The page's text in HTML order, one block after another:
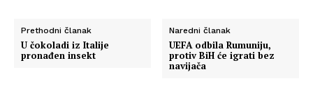
Prethodni članak
U čokoladi iz Italije
pronađen insekt
Naredni članak
UEFA odbila Rumuniju,
protiv BiH će igrati bez
navijača